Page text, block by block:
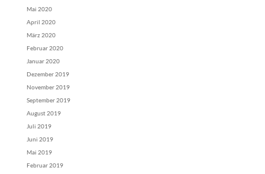
Mai 2020
April 2020
März 2020
Februar 2020
Januar 2020
Dezember 2019
November 2019
September 2019
August 2019
Juli 2019
Juni 2019
Mai 2019
Februar 2019